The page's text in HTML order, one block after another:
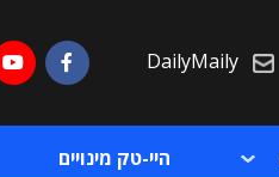
DailyMaily
היי-טק מינויים